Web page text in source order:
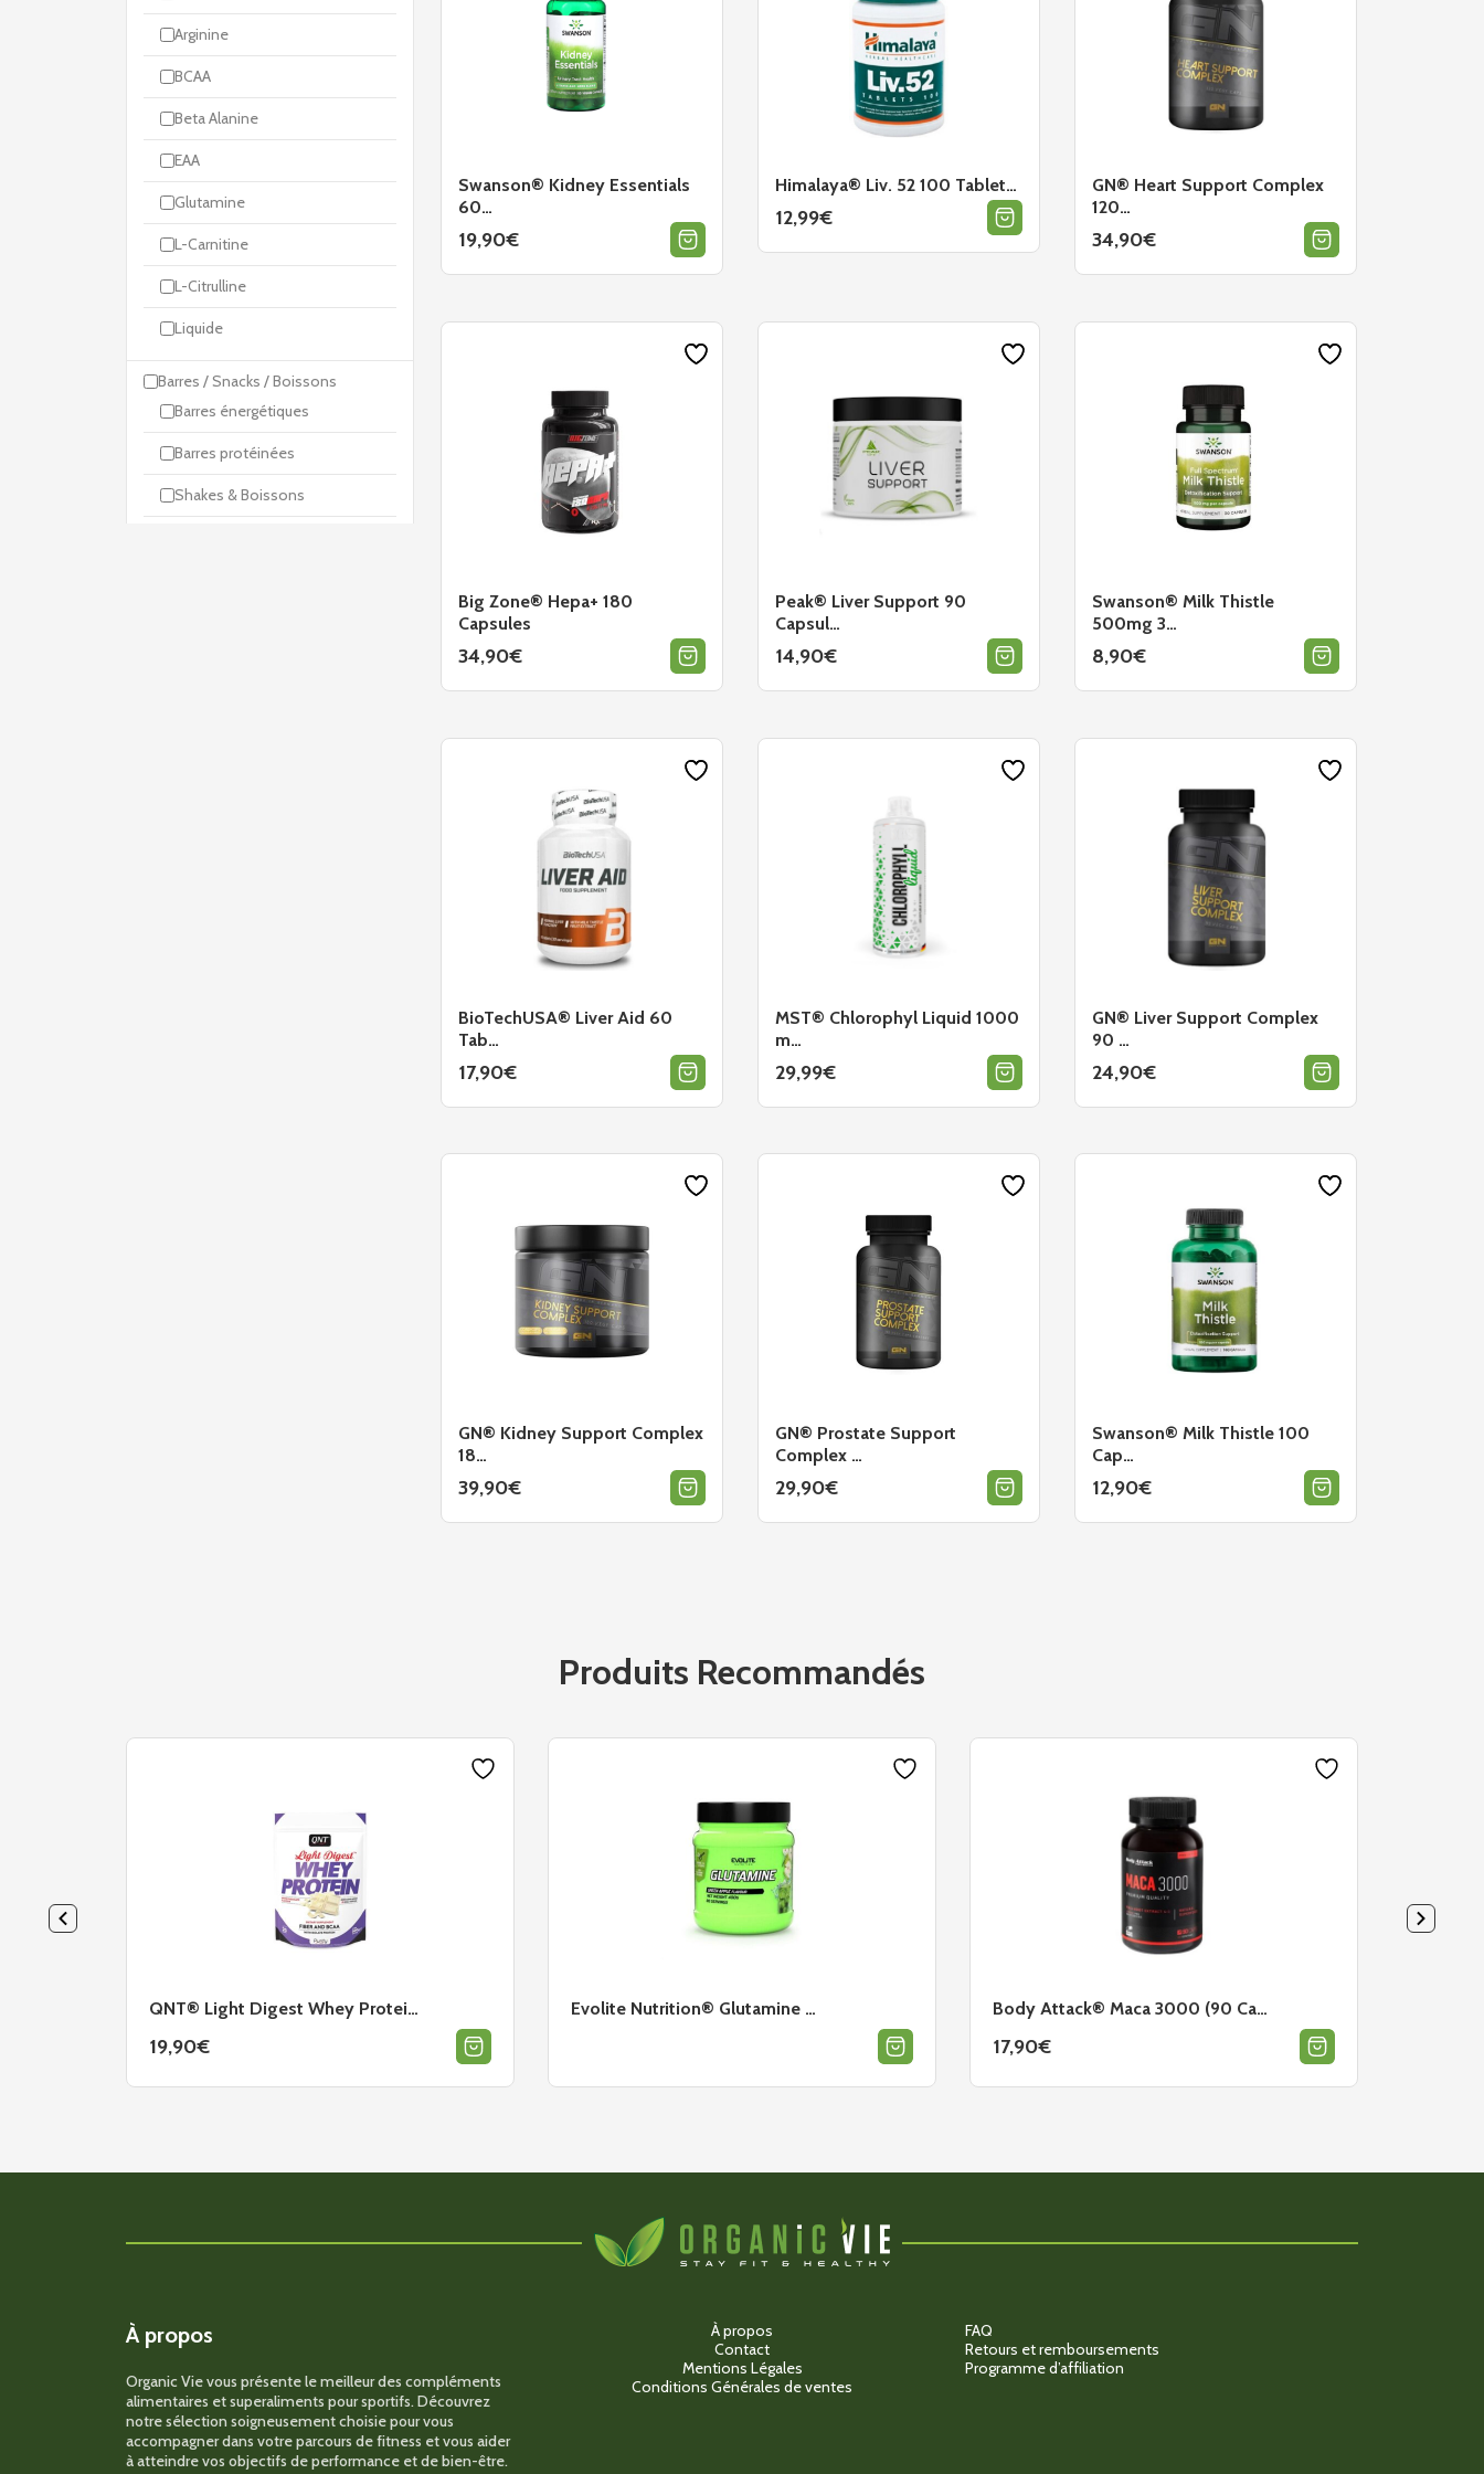
Arginine
BCAA
Beta Alanine
EAA
Glutamine
L-Carnitine
L-Citrulline
Liquide
Barres / Snacks / Boissons
Barres énergétiques
Barres protéinées
Shakes & Boissons
Autres Testo Boosters
Support immunitaire
ZMA
Sangles de tirage
Shakers, bouteilles
Straps
Autres
Swanson® Kidney Essentials
60…
19,90€
Himalaya® Liv. 52 100 Tablet…
12,99€
GN® Heart Support Complex
120…
34,90€
Big Zone® Hepa+ 180
Capsules
34,90€
Peak® Liver Support 90
Capsul…
14,90€
Swanson® Milk Thistle
500mg 3…
8,90€
BioTechUSA® Liver Aid 60
Tab…
17,90€
MST® Chlorophyl Liquid 1000
m…
29,99€
GN® Liver Support Complex
90 …
24,90€
GN® Kidney Support Complex
18…
39,90€
GN® Prostate Support
Complex …
29,90€
Swanson® Milk Thistle 100
Cap…
12,90€
Produits Recommandés
QNT® Light Digest Whey Protei…
19,90€
Evolite Nutrition® Glutamine … Body Attack® Maca 3000 (90 Ca…
17,90€
À propos
Organic Vie vous présente le meilleur des compléments
alimentaires et superaliments pour sportifs. Découvrez
notre sélection soigneusement choisie pour vous
accompagner dans votre parcours de fitness et vous aider
à atteindre vos objectifs de performance et de bien-être.
À propos
Contact
Mentions Légales
Conditions Générales de ventes
FAQ
Retours et remboursements
Programme d’affiliation